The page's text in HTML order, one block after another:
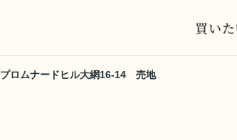
買い
プロムナードヒル大網16-14 売地